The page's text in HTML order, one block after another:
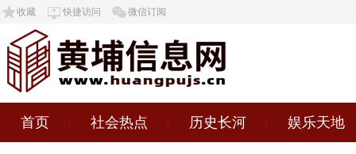
收藏 快捷访问 微信订阅
首页 社会热点 历史长河 娱乐天地